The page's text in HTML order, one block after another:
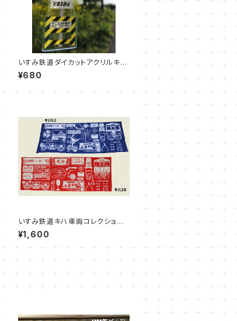
いすみ鉄道ダイカットアクリルキー
ホルダー【 第二五之町踏切】
¥680
いすみ鉄道キハ車両コレクション
てぬぐい
¥1,600